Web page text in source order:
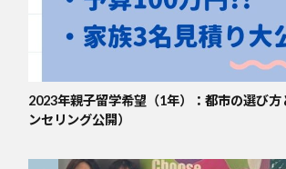
2023年親子留学希望（1年）：都市の選び方
ンセリング公開）